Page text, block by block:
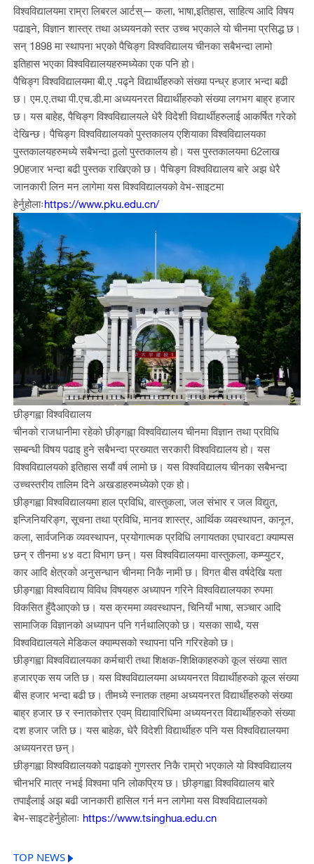
विश्वविद्यालयमा राम्रा लिबरल आर्टस्— कला, भाषा,इतिहास, साहित्य आदि विषय
पढाइने, विज्ञान शास्त्र तथा अध्ययनको स्तर उच्च भएकाले यो चीनमा प्रसिद्ध छ।
सन् 1898 मा स्थापना भएको पैचिङ्ग विश्वविद्यालय चीनका सबैभन्दा लामो
इतिहास भएका विश्वविद्यालयहरुमध्येका एक पनि हो।
पैचिङ्ग विश्वविद्यालयमा बी.ए.पढ्ने विद्यार्थीहरुको संख्या पन्ध्र हजार भन्दा बढी
छ। एम.ए.तथा पी.एच.डी.मा अध्ययनरत विद्यार्थीहरुको संख्या लगभग बाह्र हजार
छ। यस बाहेह, पैचिङ्ग विश्वविद्यालयले धेरै विदेशी विद्यार्थीहरुलाई आकर्षित गरेको
देखिन्छ। पैचिङ्ग विश्वविद्यालयको पुस्तकालय एशियाका विश्वविद्यालयका
पुस्तकालयहरुमध्ये सबैभन्दा ठूलो पुस्तकालय हो। यस पुस्तकालयमा 62लाख
90हजार भन्दा बढी पुस्तक राखिएको छ। पैचिङ्ग विश्वविद्यालय बारे अझ धेरै
जानकारी लिन मन लागेमा यस विश्वविद्यालयको वेभ-साइटमा
हेर्नुहोलाःhttps://www.pku.edu.cn/
छीङ्गह्वा विश्वविद्यालय
चीनको राजधानीमा रहेको छीङ्गह्वा विश्वविद्यालय चीनमा विज्ञान तथा प्रविधि
सम्बन्धी विषय पढाइ हुने सबैभन्दा प्रख्यात सरकारी विश्वविद्यालय हो। यस
विश्वविद्यालयको इतिहास सयौं वर्ष लामो छ। यस विश्वविद्यालय चीनका सबैभन्दा
उच्चस्तरीय तालिम दिने अखडाहरुमध्येको एक हो।
छीङ्गह्वा विश्वविद्यालयमा हाल प्रविधि, वास्तुकला, जल संभार र जल विद्युत,
इन्जिनियरिङ्ग, सूचना तथा प्रविधि, मानव शास्त्र, आर्थिक व्यवस्थापन, कानून,
कला, सार्वजनिक व्यवस्थापन, प्रयोगात्मक प्रविधि लगायतका एघारवटा क्याम्पस
छन् र तीनमा ४४ वटा विभाग छन्। यस विश्वविद्यालयमा वास्तुकला, कम्प्युटर,
कार आदि क्षेत्रको अनुसन्धान चीनमा निकै नामी छ। विगत बीस वर्षदेखि यता
छीङ्गह्वा विश्वविद्याय विविध विषयहरु अध्यापन गरिने विश्वविद्यालयका रुपमा
विकसित हुँदैआएको छ। यस क्रममा व्यवस्थापन, चिनियाँ भाषा, सञ्चार आदि
सामाजिक विज्ञानको अध्यापन पनि गर्नथालिएको छ। यसका साथै, यस
विश्वविद्यालयले मेडिकल क्याम्पसको स्थापना पनि गरिरहेको छ।
छीङ्गह्वा विश्वविद्यालयका कर्मचारी तथा शिक्षक-शिक्षिकाहरुको कूल संख्या सात
हजारएक सय जति छ। यस विश्वविद्यालयमा अध्ययनरत विद्यार्थीहरुको कूल संख्या
बीस हजार भन्दा बढी छ। तीमध्ये स्नातक तहमा अध्ययनरत विद्यार्थीहरुको संख्या
बाह्र हजार छ र स्नातकोत्तर एवम् विद्यावारिधिमा अध्ययनरत विद्यार्थीहरुको संख्या
दश हजार जति छ। यस बाहेक, धेरै विदेशी विद्यार्थीहरु पनि यस विश्वविद्यालयमा
अध्ययनरत छन्।
छीङ्गह्वा विश्वविद्यालयको पढाइको गुणस्तर निकै राम्रो भएकाले यो विश्वविद्यालय
चीनभरि मात्र नभई विश्वमा पनि लोकप्रिय छ। छीङ्गह्वा विश्वविद्यालय बारे
तपाईंलाई अझ बढी जानकारी हासिल गर्न मन लागेमा यस विश्वविद्यालयको
बेभ-साइटहेर्नुहोलाः https://www.tsinghua.edu.cn
TOP NEWS